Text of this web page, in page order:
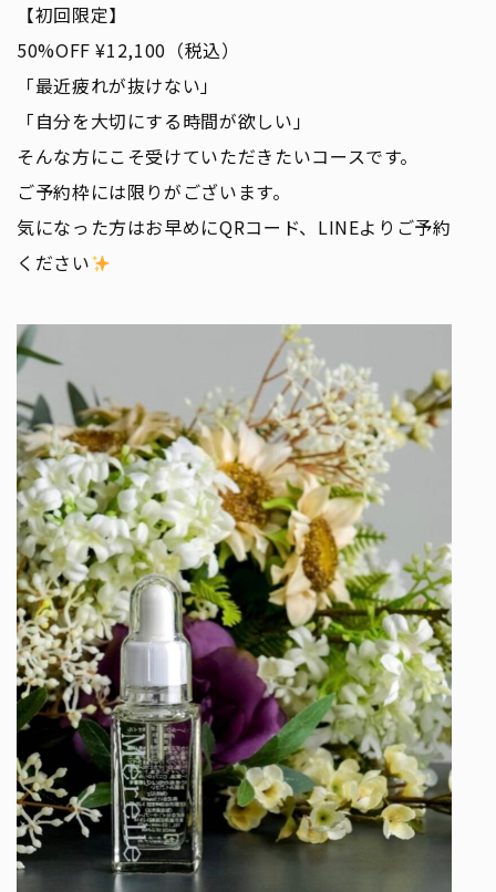
【初回限定】
50%OFF ¥12,100（税込）
「最近疲れが抜けない」
「自分を大切にする時間が欲しい」
そんな方にこそ受けていただきたいコースです。
ご予約枠には限りがございます。
気になった方はお早めにQRコード、LINEよりご予約
ください